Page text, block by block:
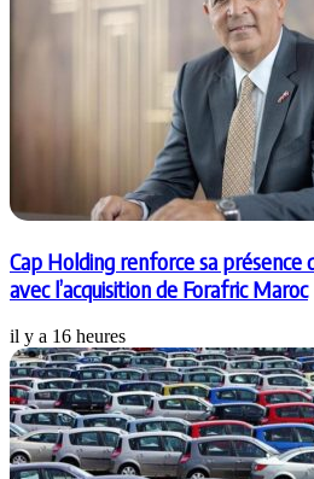
Cap Holding renforce sa présence
avec l’acquisition de Forafric Maroc
il y a 16 heures